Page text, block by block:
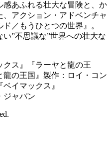
あふれる壮大な冒険と、か
アクション・アドベンチャ
／もうひとつの世界』。
”不思議な”世界への壮大な
クス』『ラーヤと龍の王
の王国』製作：ロイ・コン
イマックス』
ジャパン